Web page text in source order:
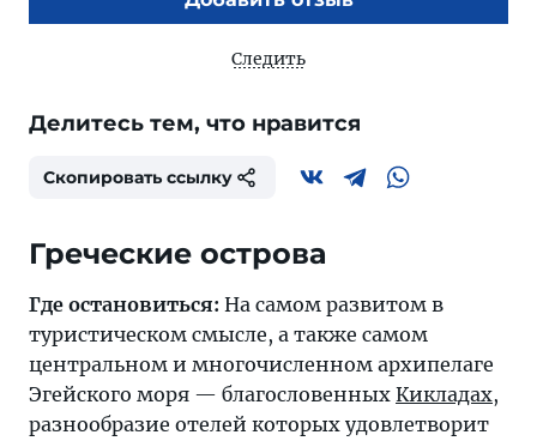
Следить
Делитесь тем, что нравится
Скопировать ссылку
Греческие острова
Где остановиться: На самом развитом в
туристическом смысле, а также самом
центральном и многочисленном архипелаге
Эгейского моря — благословенных Кикладах,
разнообразие отелей которых удовлетворит